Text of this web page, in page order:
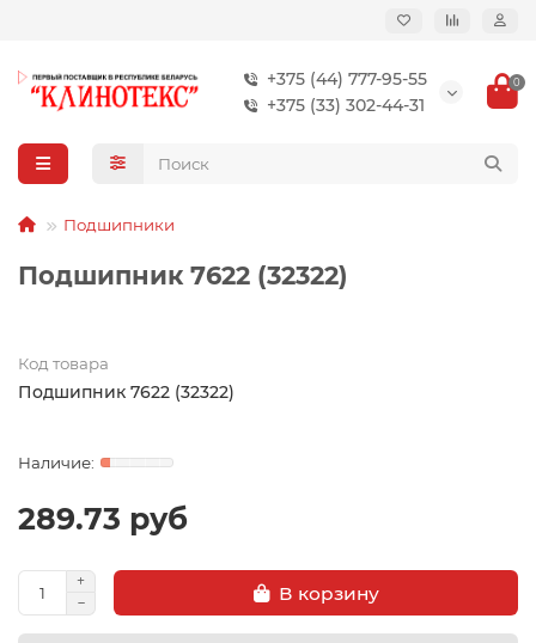
+375 (44) 777-95-55
+375 (33) 302-44-31
0
Подшипники
Подшипник 7622 (32322)
Код товара
Подшипник 7622 (32322)
289.73 руб
В корзину